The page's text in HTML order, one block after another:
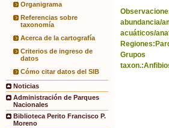
Organigrama
Referencias sobre
taxonomía
Acerca de la cartografía
Criterios de ingreso de
datos
Cómo citar datos del SIB
Noticias
Administración de Parques
Nacionales
Biblioteca Perito Francisco P.
Moreno
abundancia/
acuáticos/
Grupos